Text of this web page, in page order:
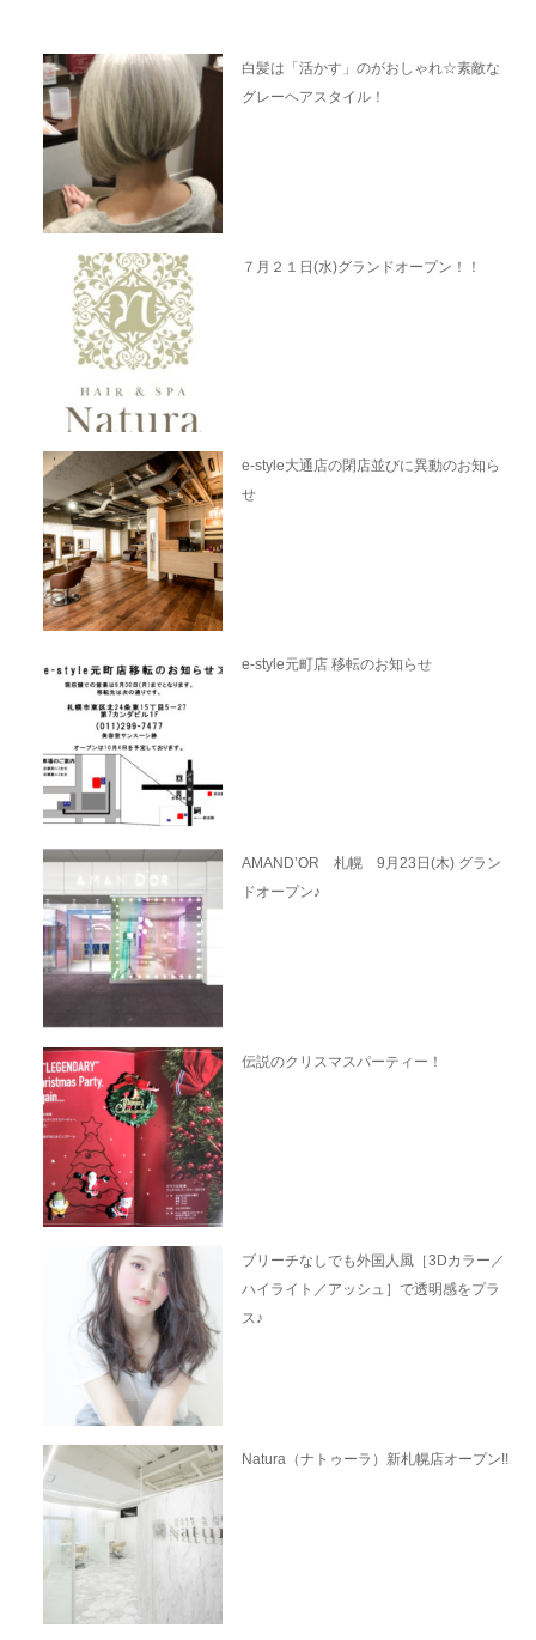
白髪は「活かす」のがおしゃれ☆素敵な
グレーヘアスタイル！
７月２１日(水)グランドオープン！！
e-style大通店の閉店並びに異動のお知ら
せ
e-style元町店 移転のお知らせ
AMAND’OR 札幌 9月23日(木) グラン
ドオープン♪
伝説のクリスマスパーティー！
ブリーチなしでも外国人風［3Dカラー／
ハイライト／アッシュ］で透明感をプラ
ス♪
Natura（ナトゥーラ）新札幌店オープン!!